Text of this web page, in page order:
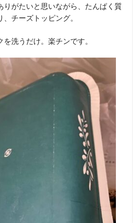
りがたいと思いながら、たんぱく質
チーズトッピング。
洗うだけ。楽チンです。